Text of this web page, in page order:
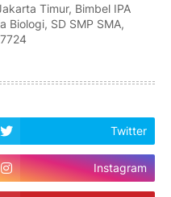
Timur, Bimbel IPA
Biologi, SD SMP SMA,
Twitter
Instagram